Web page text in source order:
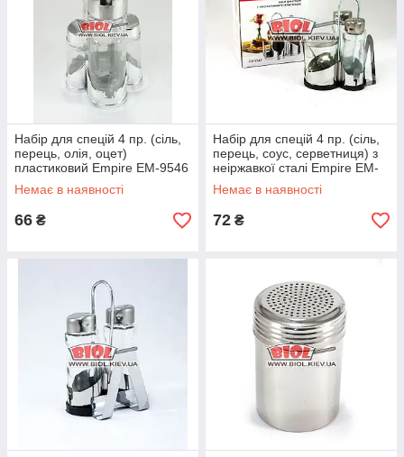
Набір для спецій 4 пр. (сіль,
перець, олія, оцет)
пластиковий Empire EM-9546
Немає в наявності
66 ₴
Набір для спецій 4 пр. (сіль,
перець, соус, серветниця) з
неіржавкої сталі Empire EM-
9547
Немає в наявності
72 ₴